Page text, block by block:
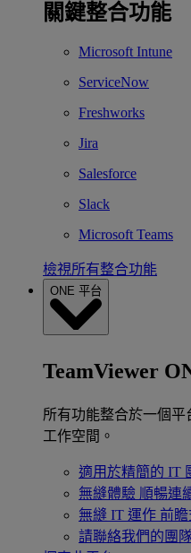
關鍵整合功能
Microsoft Intune
ServiceNow
Freshworks
Jira
Salesforce
Slack
Microsoft Teams
檢視所有整合功能
ONE 平台
TeamViewer
所有功能整合於一個
工作空間。
適用於精簡的 IT
無縫體驗 順暢連
無縫 IT 運作 前
請聯絡我們的團